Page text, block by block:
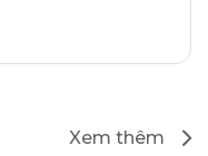
Xem thêm